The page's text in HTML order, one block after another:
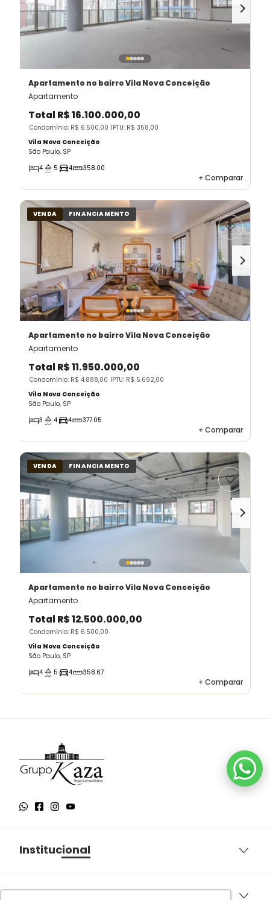
Apartamento no bairro Vila Nova Conceição
Apartamento
Total R$ 16.100.000,00
Condomínio: R$ 6.500,00 IPTU: R$ 358,00
Vila Nova Conceição
São Paulo, SP
4
5 4 358.00
+ Comparar
VENDA FINANCIAMENTO
Apartamento no bairro Vila Nova Conceição
Apartamento
Total R$ 11.950.000,00
Condomínio: R$ 4.888,00 IPTU: R$ 5.692,00
Vila Nova Conceição
São Paulo, SP
3
4 4 377.05
+ Comparar
VENDA FINANCIAMENTO
Apartamento no bairro Vila Nova Conceição
Apartamento
Total R$ 12.500.000,00
Condomínio: R$ 6.500,00
Vila Nova Conceição
São Paulo, SP
4
5 4 358.67
+ Comparar
Institucional
Aqui você encontra